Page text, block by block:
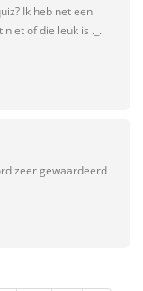
Ik heb net een
of die leuk is ._.
zeer gewaardeerd